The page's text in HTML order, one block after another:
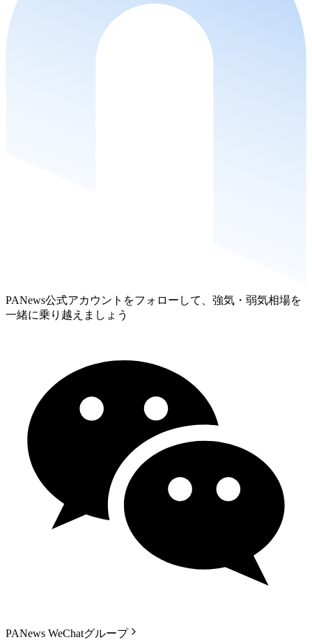
PANews公式アカウントをフォローして、強気・弱気相場を
一緒に乗り越えましょう
PANews WeChatグループ